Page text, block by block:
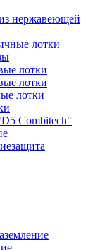
нержавеющей
лотки
лотки
лотки
лотки
Combitech"